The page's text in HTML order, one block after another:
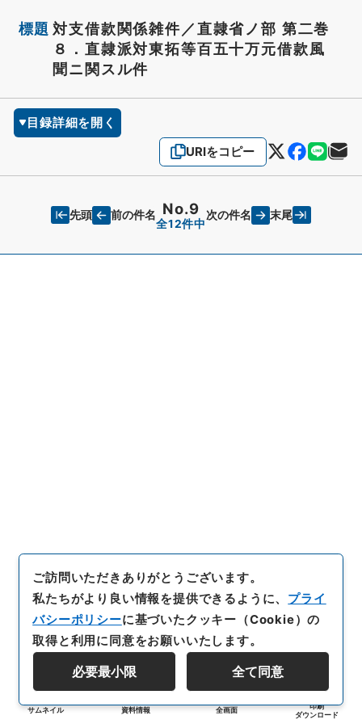
標題 対支借款関係雑件／直隷省ノ部 第二巻
８．直隷派対東拓等百五十万元借款風
聞ニ関スル件
目録詳細を開く
URIをコピー
先頭 前の件名 No.9
全12件中
次の件名 末尾
サムネイル 資料情報 全画面
印刷
ダウンロード
ご訪問いただきありがとうございます。
私たちがより良い情報を提供できるように、 プライ
バシーポリシーに基づいたクッキー（Cookie）の
取得と利用に同意をお願いいたします。
必要最小限 全て同意